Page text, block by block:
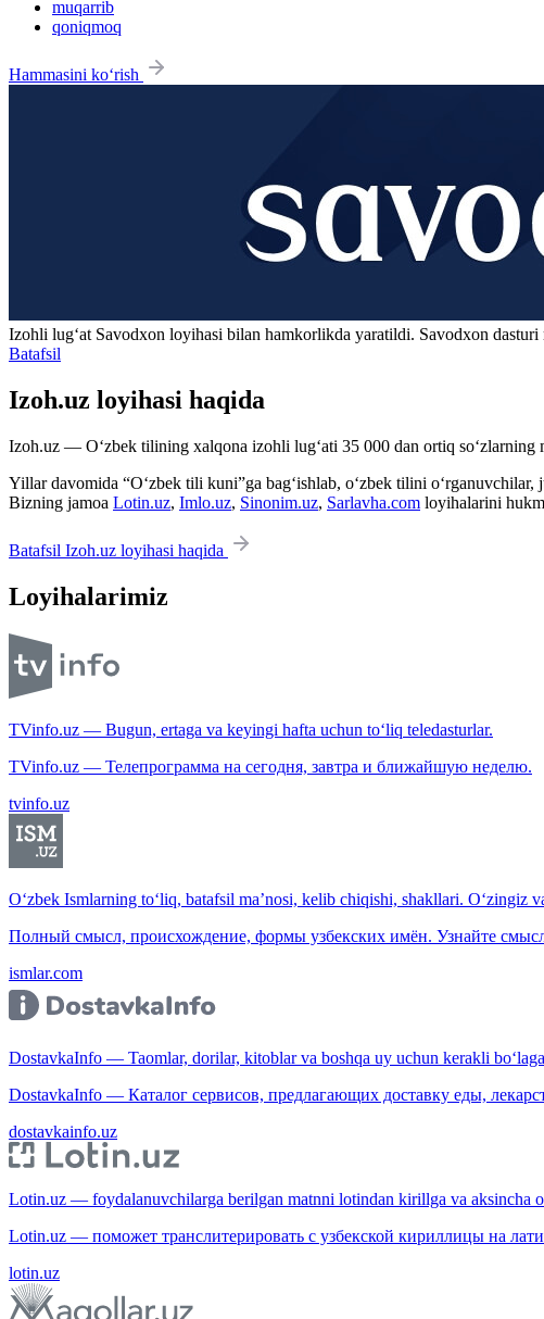
muqarrib
qoniqmoq
Hammasini ko‘rish
Izohli lugʻat Savodxon loyihasi bilan hamkorlikda yaratildi. Savodxon
Batafsil
Izoh.uz loyihasi haqida
Izoh.uz — O‘zbek tilining xalqona izohli lug‘ati 35 000 dan ortiq so‘zlarning
Yillar davomida “O‘zbek tili kuni”ga bag‘ishlab, o‘zbek tilini
Bizning jamoa Lotin.uz, Imlo.uz, Sinonim.uz, Sarlavha.com loyihalarini
Batafsil Izoh.uz loyihasi haqida
Loyihalarimiz
TVinfo.uz — Bugun, ertaga va keyingi hafta uchun to‘liq teledasturlar.
TVinfo.uz — Телепрограмма на сегодня, завтра и ближайшую неделю.
tvinfo.uz
O‘zbek Ismlarning to‘liq, batafsil ma’nosi, kelib chiqishi, shakllari. O‘zingiz
Полный смысл, происхождение, формы узбекских имён. Узнайте
ismlar.com
DostavkaInfo — Taomlar, dorilar, kitoblar va boshqa uy uchun kerakli
DostavkaInfo — Каталог сервисов, предлагающих доставку еды,
dostavkainfo.uz
Lotin.uz — foydalanuvchilarga berilgan matnni lotindan kirillga va aksincha
Lotin.uz — поможет транслитерировать с узбекской кириллицы на
lotin.uz